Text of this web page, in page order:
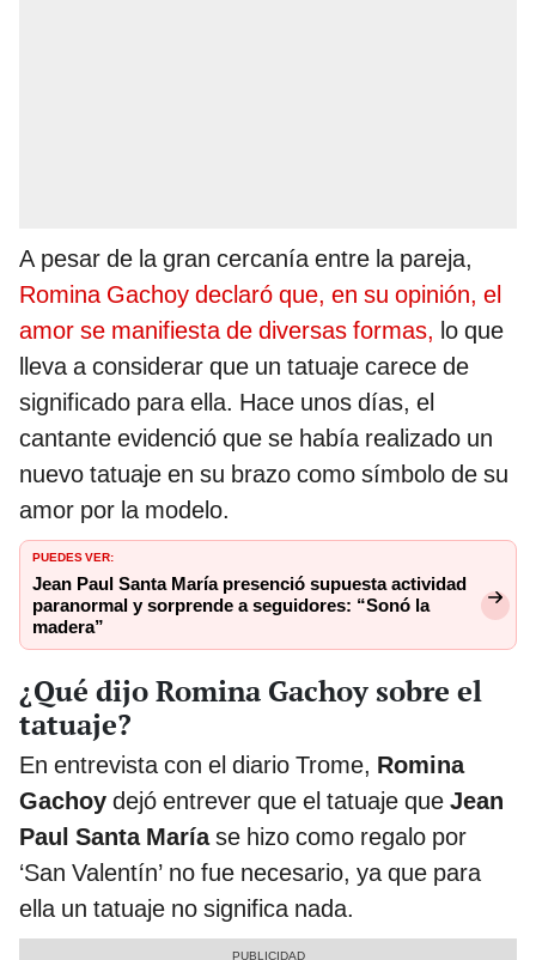
A pesar de la gran cercanía entre la pareja,
Romina Gachoy declaró que, en su opinión, el
amor se manifiesta de diversas formas, lo que
lleva a considerar que un tatuaje carece de
significado para ella. Hace unos días, el
cantante evidenció que se había realizado un
nuevo tatuaje en su brazo como símbolo de su
amor por la modelo.
PUEDES VER:
Jean Paul Santa María presenció supuesta actividad
paranormal y sorprende a seguidores: “Sonó la
madera”
¿Qué dijo Romina Gachoy sobre el
tatuaje?
En entrevista con el diario Trome, Romina
Gachoy dejó entrever que el tatuaje que Jean
Paul Santa Maríase hizo como regalo por
‘San Valentín’ no fue necesario, ya que para
ella un tatuaje no significa nada.